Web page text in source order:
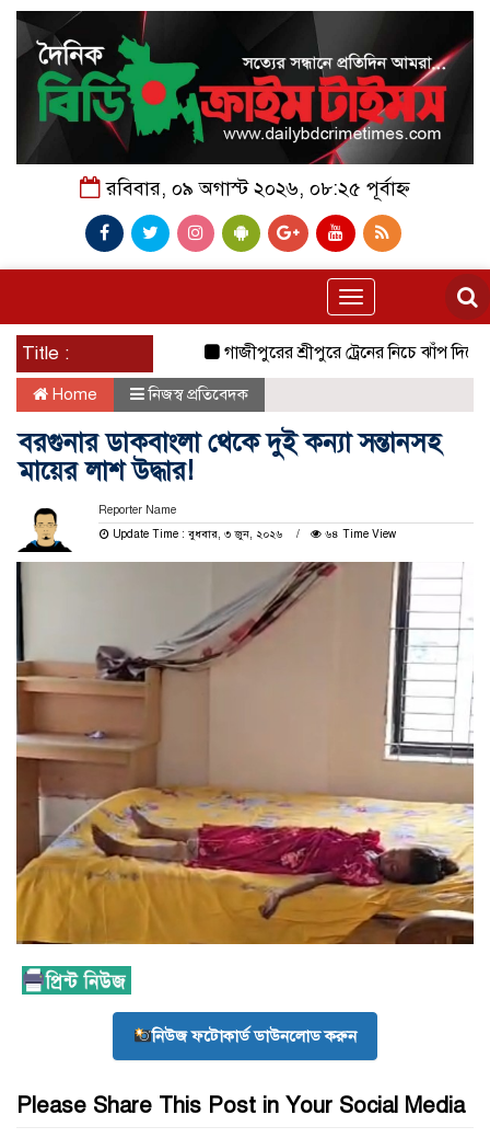
রবিবার, ০৯ অগাস্ট ২০২৬, ০৮:২৫ পূর্বাহ্ন
Toggle
navigation
Title : গাজীপুরের শ্রীপুরে ট্রেনের নিচে ঝাঁপ দিয়ে
Home নিজস্ব প্রতিবেদক
বরগুনার ডাকবাংলা থেকে দুই কন্যা সন্তানসহ
মায়ের লাশ উদ্ধার!
Reporter Name
Update Time : বুধবার, ৩ জুন, ২০২৬
৬৪ Time View
নিউজ ফটোকার্ড ডাউনলোড করুন
Please Share This Post in Your Social Media